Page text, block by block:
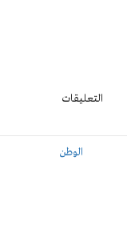
التعليقات
الوطن